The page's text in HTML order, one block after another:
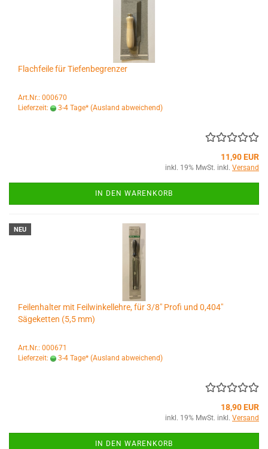
Flachfeile für Tiefenbegrenzer
Art.Nr.: 000670
Lieferzeit:
3-4 Tage* (Ausland abweichend)
11,90 EUR
inkl. 19% MwSt. inkl. Versand
IN DEN WARENKORB
NEU
Feilenhalter mit Feilwinkellehre, für 3/8" Profi und 0,404"
Sägeketten (5,5 mm)
Art.Nr.: 000671
Lieferzeit:
3-4 Tage* (Ausland abweichend)
18,90 EUR
inkl. 19% MwSt. inkl. Versand
IN DEN WARENKORB